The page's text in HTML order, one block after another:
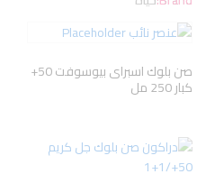
صن بلوك اسبراى بيوسوفت 50+
كبار 250 مل